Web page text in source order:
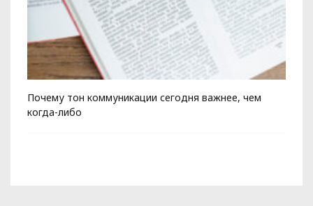
Почему тон коммуникации сегодня важнее, чем
когда-либо